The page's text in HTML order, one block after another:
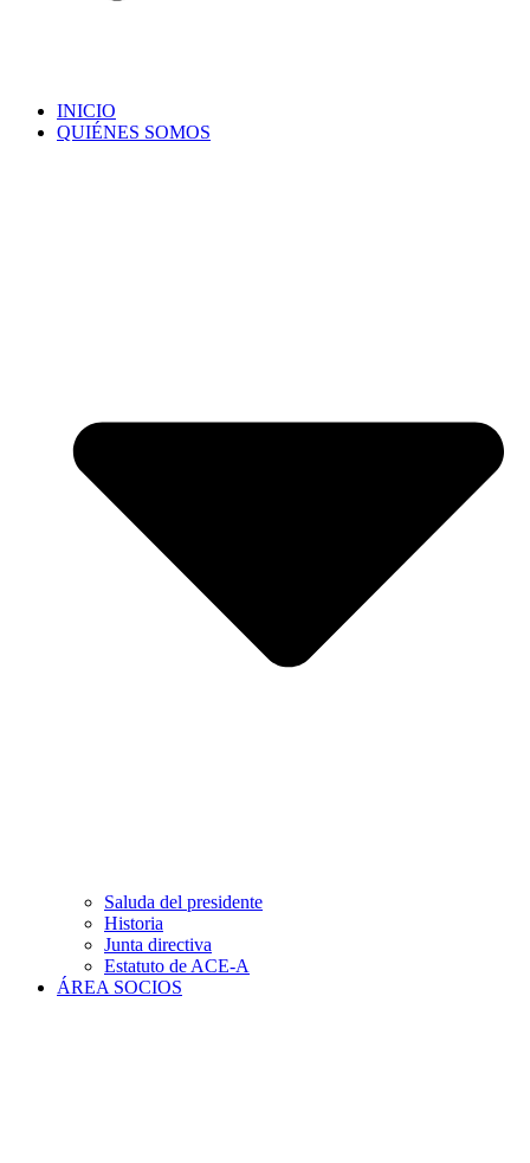
INICIO
QUIÉNES SOMOS
Saluda del presidente
Historia
Junta directiva
Estatuto de ACE-A
ÁREA SOCIOS